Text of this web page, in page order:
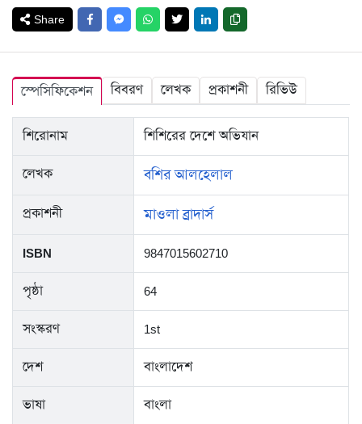
Share
স্পেসিফিকেশন বিবরণ লেখক প্রকাশনী রিভিউ
শিরোনাম শিশিরের দেশে অভিযান
লেখক বশির আলহেলাল
প্রকাশনী মাওলা ব্রাদার্স
ISBN 9847015602710
পৃষ্ঠা 64
সংস্করণ 1st
দেশ বাংলাদেশ
ভাষা বাংলা